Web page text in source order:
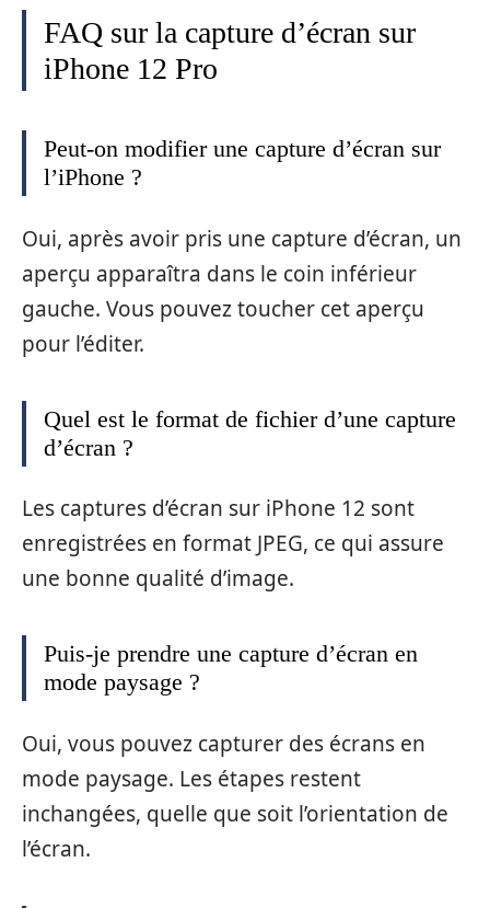
FAQ sur la capture d’écran sur
iPhone 12 Pro
Peut-on modifier une capture d’écran sur
l’iPhone ?
Oui, après avoir pris une capture d’écran, un
aperçu apparaîtra dans le coin inférieur
gauche. Vous pouvez toucher cet aperçu
pour l’éditer.
Quel est le format de fichier d’une capture
d’écran ?
Les captures d’écran sur iPhone 12 sont
enregistrées en format JPEG, ce qui assure
une bonne qualité d’image.
Puis-je prendre une capture d’écran en
mode paysage ?
Oui, vous pouvez capturer des écrans en
mode paysage. Les étapes restent
inchangées, quelle que soit l’orientation de
l’écran.